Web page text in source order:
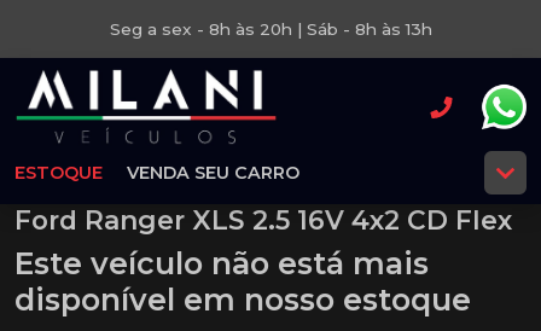
Seg a sex - 8h às 20h | Sáb - 8h às 13h
ESTOQUE VENDA SEU CARRO
Ford Ranger XLS 2.5 16V 4x2 CD Flex
Este veículo não está mais
disponível em nosso estoque